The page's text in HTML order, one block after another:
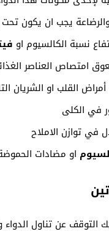
يجب ان يكون
نسبة الكالسيوم او
امتصاص العناصر
القلب او الشريان
في الكلى
في توازن الاملاح
او مضادات
التوقف عن تناول